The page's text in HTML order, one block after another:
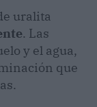
uralita
. Las
y el agua,
que